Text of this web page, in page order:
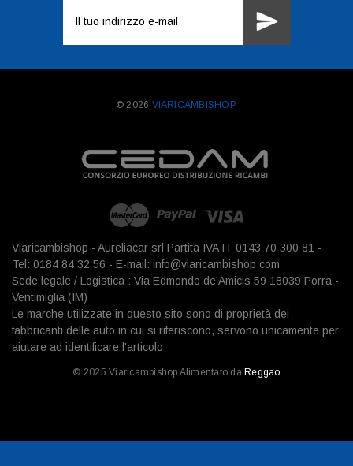
mail
© 2026 VIARICAMBISHOP.
Viaricambishop - Aureliacar srl Partita IVA IT 0143 70 300 81 -
Tel: 0184 84 32 56 - E-mail: info@viaricambishop.com
Sede legale / Logistica : Via Edmondo de Amicis 59 18039 Porra -
Ventimiglia (IM)
Le marche utilizzate in questo sito sono di proprietà dei
fabbricanti delle auto in cui si riferiscono, servono unicamente per
aiutare ad identificare l'articolo
© 2025 Viaricambishop Alimentato da Reggao